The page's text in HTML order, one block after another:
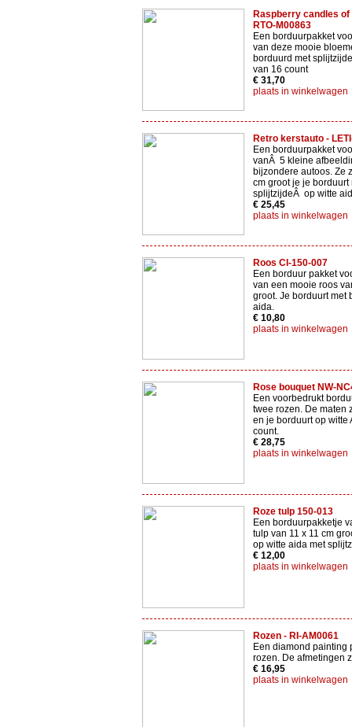
Raspberry candles
RTO-M00863
Een borduurpakket
van deze mooie
borduurd met
van 16 count
€ 31,70
plaats in winkelwagen
Retro kerstauto -
Een borduurpakket
vanÂ 5 kleine
bijzondere autoos. Ze
cm groot je je borduurt
splijtzijdeÂ op witte
€ 25,45
plaats in winkelwagen
Roos CI-150-007
Een borduur pakket
van een mooie roos
groot. Je borduurt met
aida.
€ 10,80
plaats in winkelwagen
Rose bouquet NW-
Een voorbedrukt
twee rozen. De maten
en je borduurt op witte
count.
€ 28,75
plaats in winkelwagen
Roze tulp 150-013
Een borduurpakketje
tulp van 11 x 11 cm
op witte aida met
€ 12,00
plaats in winkelwagen
Rozen - RI-AM0061
Een diamond painting
rozen. De afmetingen
€ 16,95
plaats in winkelwagen